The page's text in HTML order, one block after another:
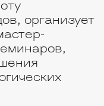
организует